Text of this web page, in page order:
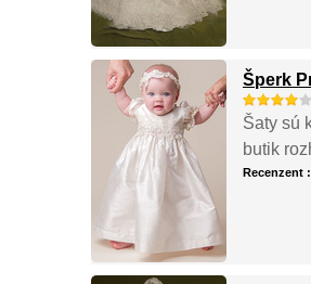
Šperk
Šaty sú
butik
Recenzent